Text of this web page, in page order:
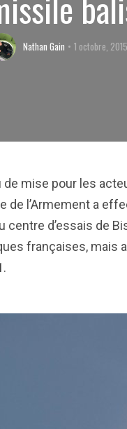
Nathan Gain 1 octobre, 2015
de mise pour les
de l’Armement a
centre d’essais de
françaises, mais